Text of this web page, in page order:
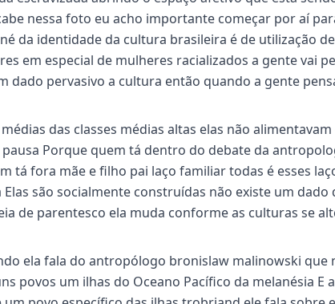
nessa foto eu acho importante começar por aí
da identidade da cultura brasileira é de utilização de
em especial de mulheres racializados a gente vai
dado pervasivo a cultura então quando a gente
das classes médias altas elas não alimentavam
Porque quem tá dentro do debate da
tá fora mãe e filho pai laço familiar todas é esses
são socialmente construídas não existe um dado
de parentesco ela muda conforme as culturas se
ela fala do antropólogo bronislaw malinowski que
povos um ilhas do Oceano Pacífico da melanésia E